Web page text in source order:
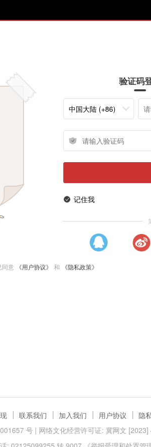
验证码
中国大陆 (+86)
记住我
同意 《用户协议》 和 《隐私政策》
联系我们 加入我们 用户协议 隐
号| 网络文化经营许可证: 冀网文 [2023]